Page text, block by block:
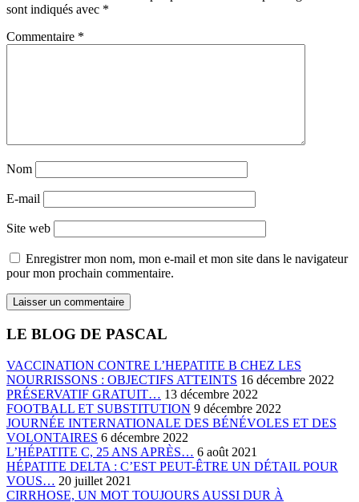
sont indiqués avec *
Commentaire *
Nom
E-mail
Site web
Enregistrer mon nom, mon e-mail et mon site dans le navigateur
pour mon prochain commentaire.
LE BLOG DE PASCAL
VACCINATION CONTRE L’HEPATITE B CHEZ LES
NOURRISSONS : OBJECTIFS ATTEINTS 16 décembre 2022
PRÉSERVATIF GRATUIT… 13 décembre 2022
FOOTBALL ET SUBSTITUTION 9 décembre 2022
JOURNÉE INTERNATIONALE DES BÉNÉVOLES ET DES
VOLONTAIRES 6 décembre 2022
L’HÉPATITE C, 25 ANS APRÈS… 6 août 2021
HÉPATITE DELTA : C’EST PEUT-ÊTRE UN DÉTAIL POUR
VOUS… 20 juillet 2021
CIRRHOSE, UN MOT TOUJOURS AUSSI DUR À